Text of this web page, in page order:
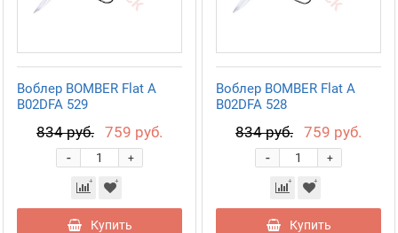
Воблер BOMBER Flat A
B02DFA 529
834 руб. 759 руб.
+
-
Купить
Воблер BOMBER Flat A
B02DFA 528
834 руб. 759 руб.
+
-
Купить